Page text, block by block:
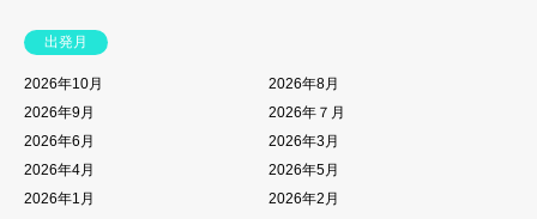
出発月
2026年10月
2026年8月
2026年9月
2026年７月
2026年6月
2026年3月
2026年4月
2026年5月
2026年1月
2026年2月